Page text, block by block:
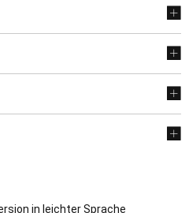
in leichter Sprache